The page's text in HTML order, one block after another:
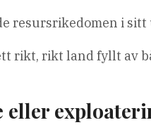
resursrikedomen i sitt
rikt, rikt land fyllt av
eller